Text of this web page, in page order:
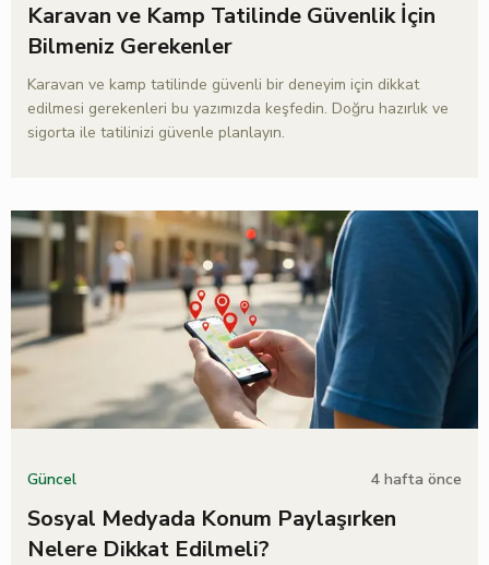
Karavan ve Kamp Tatilinde Güvenlik İçin
Bilmeniz Gerekenler
Karavan ve kamp tatilinde güvenli bir deneyim için dikkat
edilmesi gerekenleri bu yazımızda keşfedin. Doğru hazırlık ve
sigorta ile tatilinizi güvenle planlayın.
Güncel 4 hafta önce
Sosyal Medyada Konum Paylaşırken
Nelere Dikkat Edilmeli?